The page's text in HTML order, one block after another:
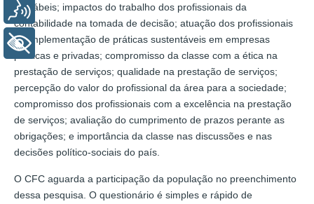
contábeis; impactos do trabalho dos profissionais da
contabilidade na tomada de decisão; atuação dos profissionais
na implementação de práticas sustentáveis em empresas
públicas e privadas; compromisso da classe com a ética na
prestação de serviços; qualidade na prestação de serviços;
percepção do valor do profissional da área para a sociedade;
compromisso dos profissionais com a excelência na prestação
de serviços; avaliação do cumprimento de prazos perante as
obrigações; e importância da classe nas discussões e nas
decisões político-sociais do país.
O CFC aguarda a participação da população no preenchimento
dessa pesquisa. O questionário é simples e rápido de
Voz
+ Acessibilidade